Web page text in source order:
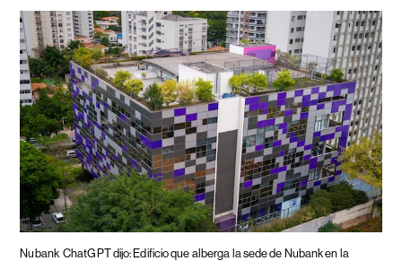
Nubank ChatGPT dijo: Edificio que alberga la sede de Nubank en la